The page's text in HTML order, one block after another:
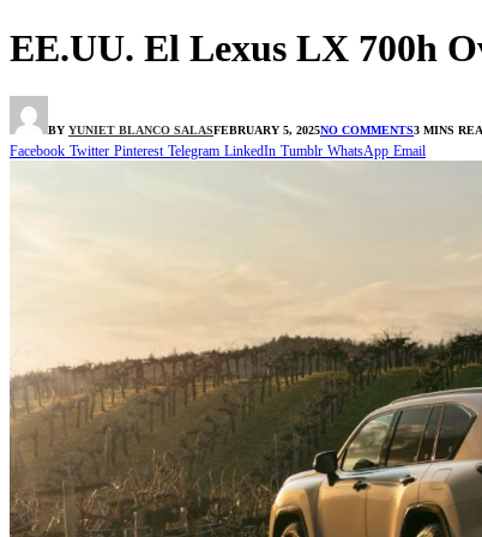
EE.UU. El Lexus LX 700h
BY YUNIET BLANCO SALASFEBRUARY 5, 2025NO COMMENTS3 MINS
Facebook Twitter Pinterest Telegram LinkedIn Tumblr WhatsApp Email